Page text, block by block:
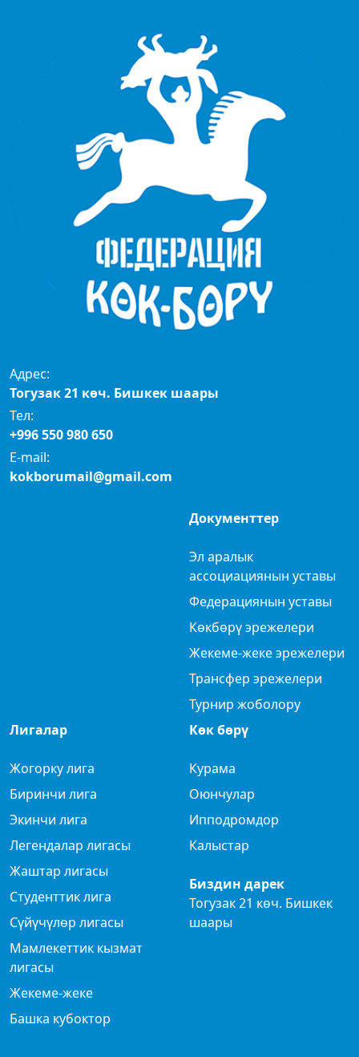
Адрес:
Тогузак 21 көч. Бишкек шаары
Тел:
+996 550 980 650
E-mail:
kokborumail@gmail.com
Документтер
Эл аралык
ассоциациянын уставы
Федерациянын уставы
Көкбөрү эрежелери
Жекеме-жеке эрежелери
Трансфер эрежелери
Турнир жоболору
Лигалар
Жогорку лига
Биринчи лига
Экинчи лига
Легендалар лигасы
Жаштар лигасы
Студенттик лига
Сүйүчүлөр лигасы
Мамлекеттик кызмат
лигасы
Жекеме-жеке
Башка кубоктор
Көк бөрү
Курама
Оюнчулар
Ипподромдор
Калыстар
Биздин дарек
Тогузак 21 көч. Бишкек
шаары